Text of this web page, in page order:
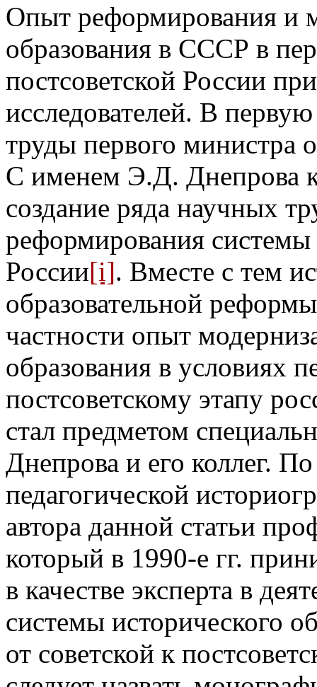
Опыт реформирования и
образования в СССР в
постсоветской России
исследователей. В
труды первого министра
С именем Э.Д. Днепрова
создание ряда научных
реформирования системы
России[i]. Вместе с тем
образовательной
частности опыт
образования в условиях
постсоветскому этапу
стал предметом
Днепрова и его коллег.
педагогической
автора данной статьи
который в 1990-е гг.
в качестве эксперта в
системы исторического
от советской к